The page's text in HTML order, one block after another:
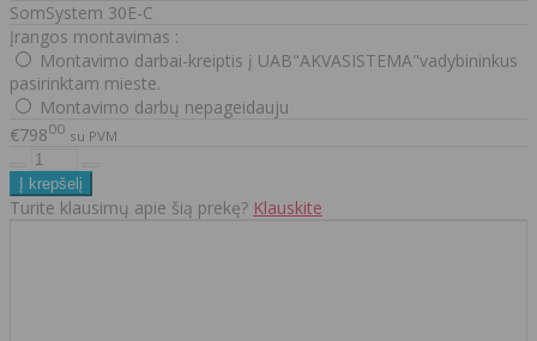
SomSystem 30E-C
Įrangos montavimas :
Montavimo darbai-kreiptis į UAB"AKVASISTEMA"vadybininkus
pasirinktam mieste.
Montavimo darbų nepageidauju
€79800 su PVM
Turite klausimų apie šią prekę? Klauskite